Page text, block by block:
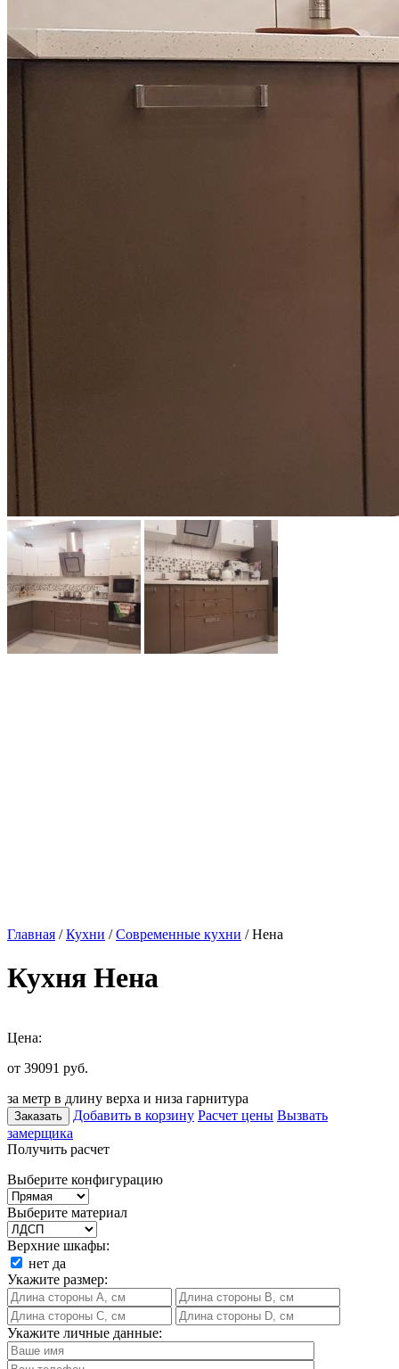
Главная /Кухни /Современные кухни / Нена
Кухня Нена
Цена:
от 39091 руб.
за метр в длину верха и низа гарнитура
Заказать Добавить в корзину Расчет цены Вызвать
замерщика
Получить расчет
Выберите конфигурацию
Выберите материал
Верхние шкафы:
нет да
Укажите размер:
Укажите личные данные: